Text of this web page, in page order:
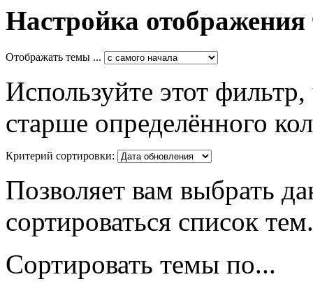
Настройка отображения
Отображать темы ...
Используйте этот
старше определённого
Критерий сортировки:
Позволяет вам выбрать
сортироваться список тем.
Сортировать темы по...